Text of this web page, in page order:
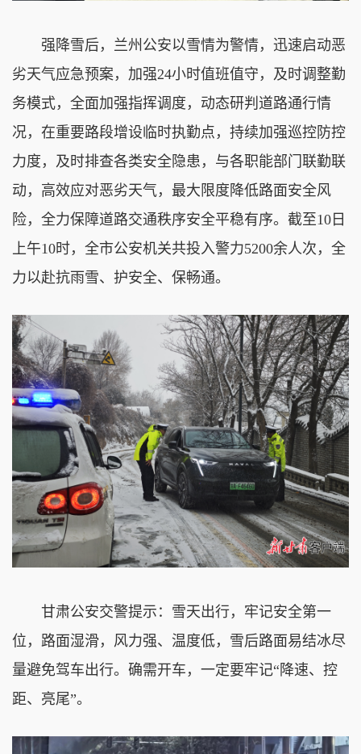
强降雪后，兰州公安以雪情为警情，迅速启动恶
劣天气应急预案，加强24小时值班值守，及时调整勤
务模式，全面加强指挥调度，动态研判道路通行情
况，在重要路段增设临时执勤点，持续加强巡控防控
力度，及时排查各类安全隐患，与各职能部门联勤联
动，高效应对恶劣天气，最大限度降低路面安全风
险，全力保障道路交通秩序安全平稳有序。截至10日
上午10时，全市公安机关共投入警力5200余人次，全
力以赴抗雨雪、护安全、保畅通。
甘肃公安交警提示：雪天出行，牢记安全第一
位，路面湿滑，风力强、温度低，雪后路面易结冰尽
量避免驾车出行。确需开车，一定要牢记“降速、控
距、亮尾”。